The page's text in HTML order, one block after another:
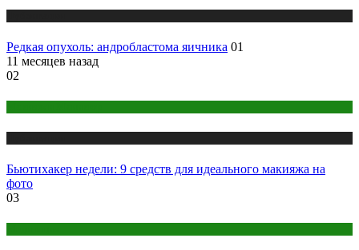
Редкая опухоль: андробластома яичника 01
11 месяцев назад
02
Бьютихакер недели: 9 средств для идеального макияжа на
фото
03